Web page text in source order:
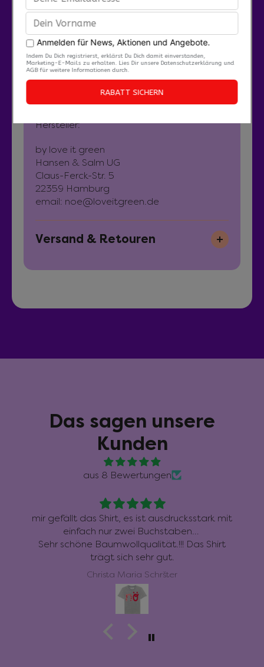
FAIR WEAR
PeTA vegan approved
Hersteller:
by love it green
Hansen & Salm UG
Claus-Ferck-Str. 5
22359 Hamburg
email: noe@loveitgreen.de
Versand & Retouren
Das sagen unsere
Kunden
aus 8 Bewertungen
mir gefällt das Shirt, es ist ausdrucksstark mit
einfach nur zwei Buchstaben…
Sehr schöne Baumwollqualität.!!! Das Shirt
trägt sich sehr gut.
Christa Maria Schršter